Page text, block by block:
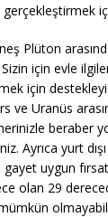
Plüton
için evle
için
ve Uranüs
beraber
Ayrıca yurt
uygun
olan 29